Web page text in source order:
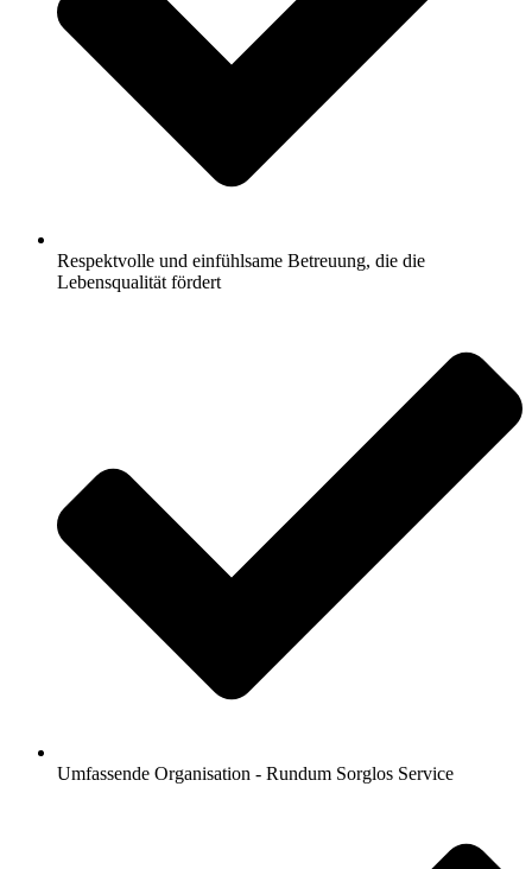
Respektvolle und einfühlsame Betreuung, die die
Lebensqualität fördert
Umfassende Organisation - Rundum Sorglos Service